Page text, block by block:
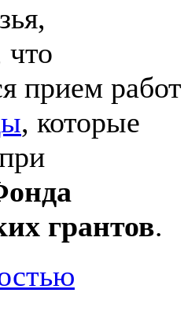
прием работ
, которые
грантов.